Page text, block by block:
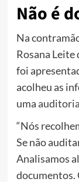
Não é
Na
Rosana Leite
foi
acolheu as
uma auditoria
“Nós
Se não
Analisamos
documentos.